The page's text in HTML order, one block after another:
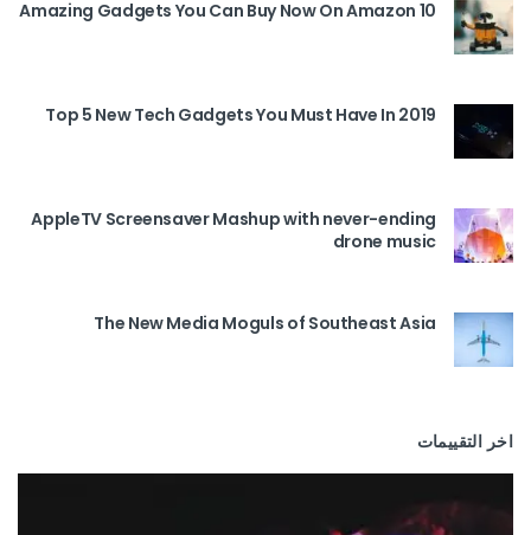
10 Amazing Gadgets You Can Buy Now On Amazon
Top 5 New Tech Gadgets You Must Have In 2019
AppleTV Screensaver Mashup with never-ending
drone music
The New Media Moguls of Southeast Asia
اخر التقييمات